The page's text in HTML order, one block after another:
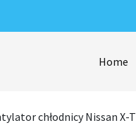
Home
chłodnicy Nissan X-